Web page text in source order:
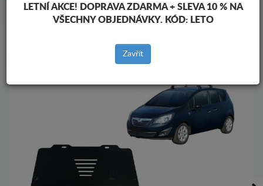
vozidel
Zpět na produkty
LETNÍ AKCE! DOPRAVA ZDARMA + SLEVA 10 % NA
VŠECHNY OBJEDNÁVKY. KÓD: LETO
Zavřít